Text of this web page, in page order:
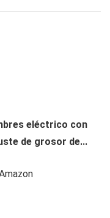
eléctrico con
de grosor de...